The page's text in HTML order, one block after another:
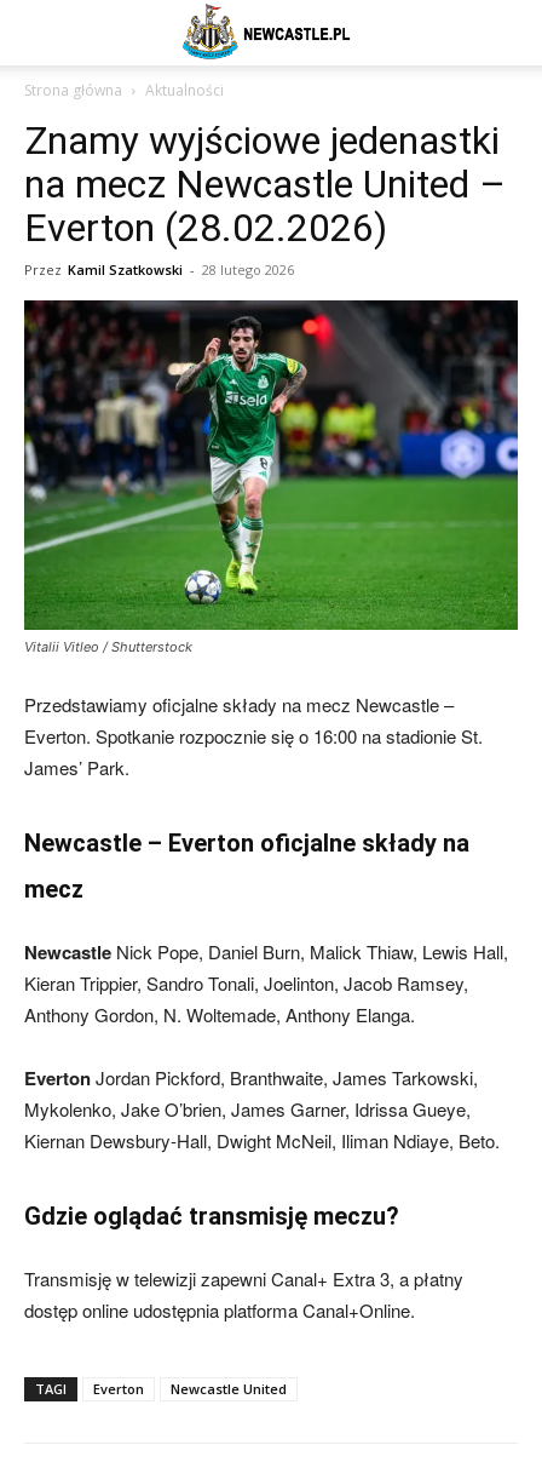
United
aktualności
(transfery,
mecze,
skład)
Strona główna Aktualności
Znamy wyjściowe jedenastki
na mecz Newcastle United –
Everton (28.02.2026)
Przez Kamil Szatkowski - 28 lutego 2026
Vitalii Vitleo / Shutterstock
Przedstawiamy oficjalne składy na mecz Newcastle –
Everton. Spotkanie rozpocznie się o 16:00 na stadionie St.
James’ Park.
Newcastle – Everton oficjalne składy na
mecz
Newcastle Nick Pope, Daniel Burn, Malick Thiaw, Lewis Hall,
Kieran Trippier, Sandro Tonali, Joelinton, Jacob Ramsey,
Anthony Gordon, N. Woltemade, Anthony Elanga.
EvertonJordan Pickford, Branthwaite, James Tarkowski,
Mykolenko, Jake O’brien, James Garner, Idrissa Gueye,
Kiernan Dewsbury-Hall, Dwight McNeil, Iliman Ndiaye, Beto.
Gdzie oglądać transmisję meczu?
Transmisję w telewizji zapewni Canal+ Extra 3, a płatny
dostęp online udostępnia platforma Canal+Online.
TAGI Everton Newcastle United